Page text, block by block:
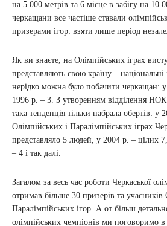
на 5 000 метрів та 6 місце в забігу на 10
черкащани все частіше ставали
призерами ігор: взяти лише період
Як ви знаєте, на Олімпійських іграх
представляють свою країну – національні
нерідко можна було побачити черкащан:
1996 р. – 3. З утворенням відділення
така тенденція тільки набрала обертів: у
Олімпійських і Паралімпійських іграх
представляло 5 людей, у 2004 р. – цілих
– 4 і так далі.
Загалом за весь час роботи Черкаської
отримав більше 30 призерів та учасників
Паралімпійських ігор. А от більш
олімпійських чемпіонів ми поговоримо